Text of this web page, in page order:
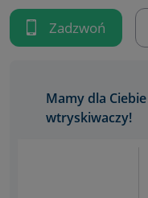
Zadzwoń
Mamy dla
wtryskiwaczy!